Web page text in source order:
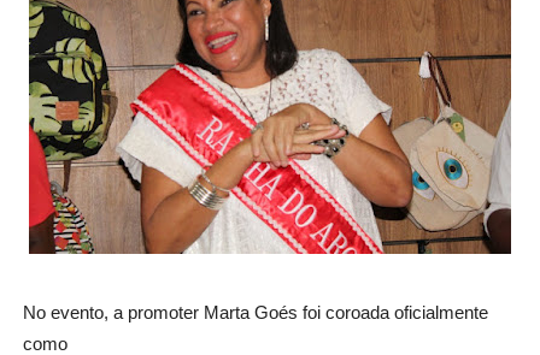
No evento, a promoter Marta Goés foi coroada oficialmente
como